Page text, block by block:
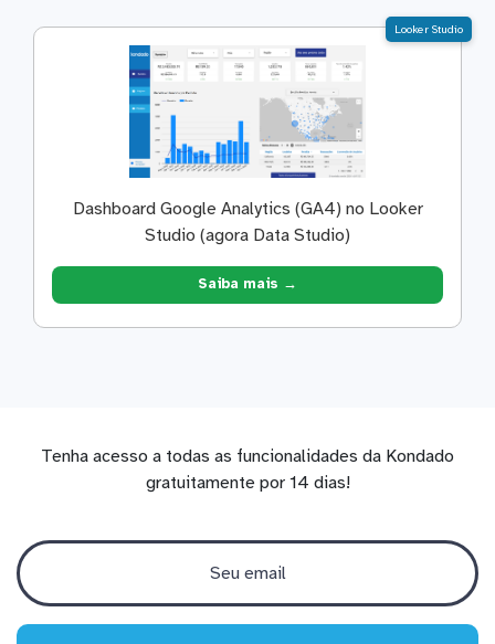
Looker Studio
Dashboard Google Analytics (GA4) no Looker
Studio (agora Data Studio)
Saiba mais →
Tenha acesso a todas as funcionalidades da Kondado
gratuitamente por 14 dias!